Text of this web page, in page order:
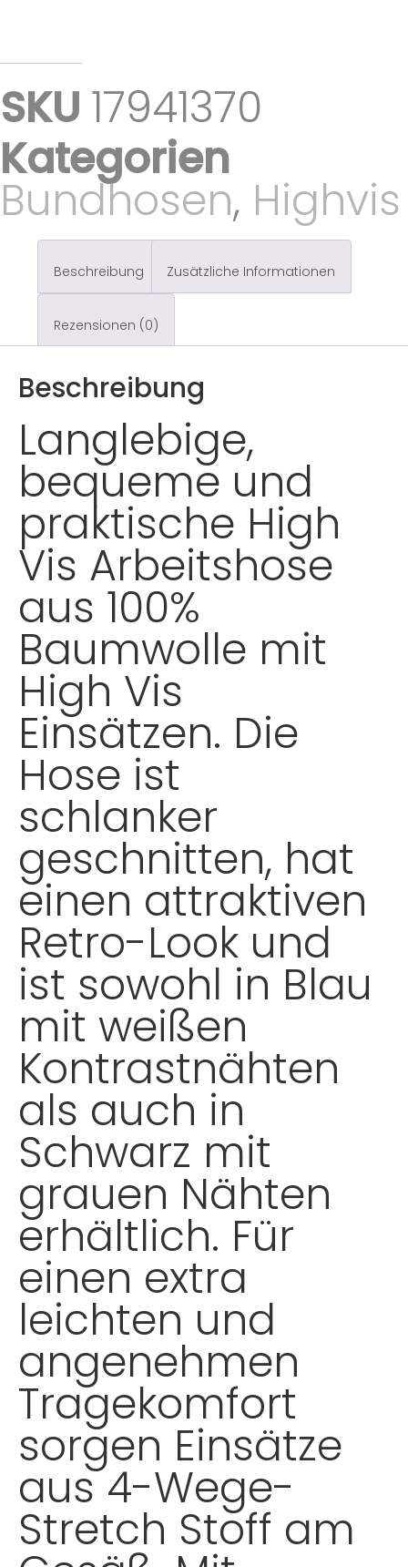
SKU 17941370
Kategorien
Bundhosen, Highvis
Beschreibung Zusätzliche Informationen
Rezensionen (0)
Beschreibung
Langlebige,
bequeme und
praktische High
Vis Arbeitshose
aus 100%
Baumwolle mit
High Vis
Einsätzen. Die
Hose ist
schlanker
geschnitten, hat
einen attraktiven
Retro-Look und
ist sowohl in Blau
mit weißen
Kontrastnähten
als auch in
Schwarz mit
grauen Nähten
erhältlich. Für
einen extra
leichten und
angenehmen
Tragekomfort
sorgen Einsätze
aus 4-Wege-
Stretch Stoff am